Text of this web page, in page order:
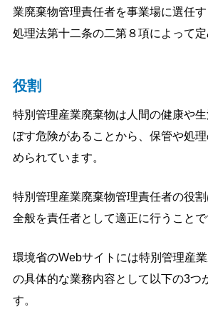
業廃棄物管理責任者を事業場に選任
処理法第十二条の二第８項によって定
役割
特別管理産業廃棄物は人間の健康や
ぼす危険があることから、保管や処
められています。
特別管理産業廃棄物管理責任者の役
全般を責任者として適正に行うことで
環境省のWebサイトには特別管理産
の具体的な業務内容として以下の3つ
す。